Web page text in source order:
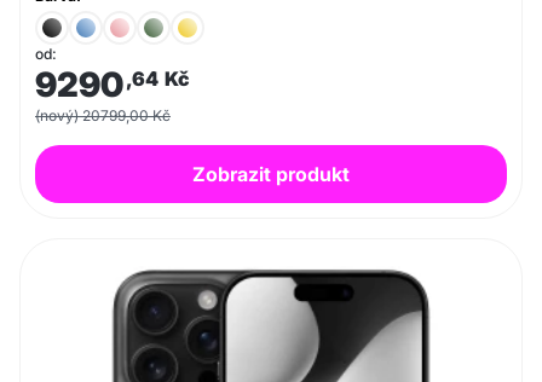
od:
9290,64 Kč
(nový) 20799,00 Kč
Zobrazit produkt